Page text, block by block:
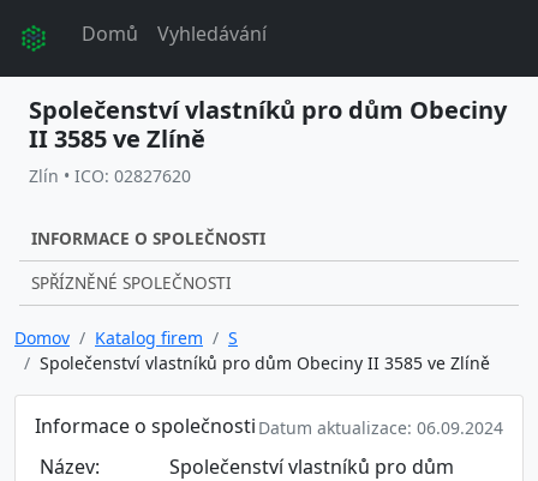
Domů Vyhledávání
Společenství vlastníků pro dům Obeciny
II 3585 ve Zlíně
Zlín • ICO: 02827620
INFORMACE O SPOLEČNOSTI
SPŘÍZNĚNÉ SPOLEČNOSTI
Domov Katalog firem
S
Společenství vlastníků pro dům Obeciny II 3585 ve Zlíně
Informace o společnosti Datum aktualizace: 06.09.2024
Název:
Společenství vlastníků pro dům